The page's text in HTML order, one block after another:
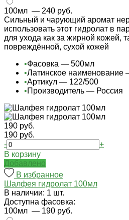
100мл — 240 руб.
Сильный и чарующий аромат
использовать этот гидролат в
для ухода как за жирной кожей,
повреждённой, сухой кожей
•Фасовка — 500мл
•Латинское наименование
•Артикул — 122/500
•Производитель — Россия
190 руб.
190 руб.
-
+
В корзину
Добавлено
В избранное
Шалфея гидролат 100мл
В наличии: 1 шт.
Доступна фасовка:
100мл — 190 руб.